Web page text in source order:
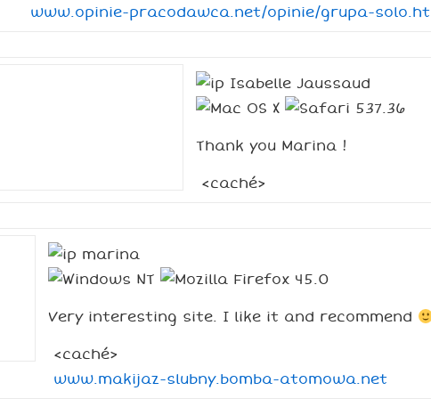
www.opinie-pracodawca.net/opinie/grupa-
Isabelle Jaussaud
Thank you Marina !
<caché>
marina
Very interesting site. I like it and recommend
<caché>
www.makijaz-slubny.bomba-atomowa.net